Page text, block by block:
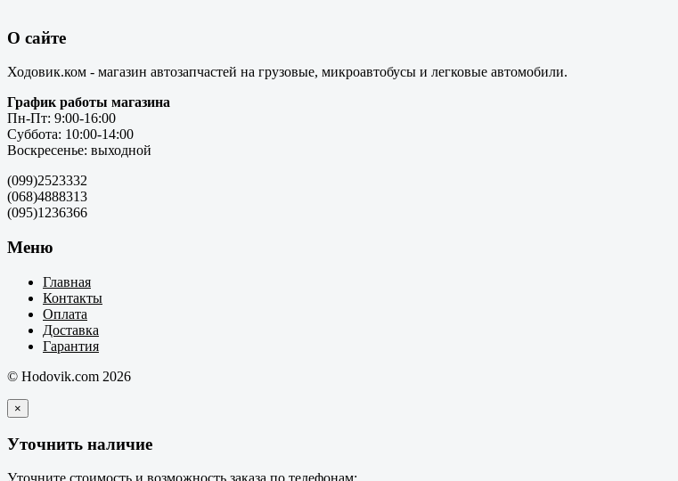
О сайте
Ходовик.ком - магазин автозапчастей на грузовые, микроавтобусы и легковые автомобили.
График работы магазина
Пн-Пт: 9:00-16:00
Суббота: 10:00-14:00
Воскресенье: выходной
(099)2523332
(068)4888313
(095)1236366
Меню
Главная
Контакты
Оплата
Доставка
Гарантия
© Hodovik.com 2026
×
Уточнить наличие